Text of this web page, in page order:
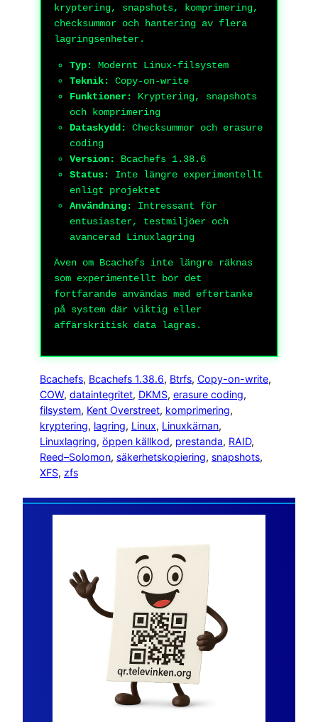
kryptering, snapshots, komprimering,
checksummor och hantering av flera
lagringsenheter.
Typ:
Modernt Linux-filsystem
Teknik:
Copy-on-write
Funktioner:
Kryptering, snapshots
och komprimering
Dataskydd:
Checksummor och erasure
coding
Version:
Bcachefs 1.38.6
Status:
Inte längre experimentellt
enligt projektet
Användning:
Intressant för
entusiaster, testmiljöer och
avancerad Linuxlagring
Även om Bcachefs inte längre räknas
som experimentellt bör det
fortfarande användas med eftertanke
på system där viktig eller
affärskritisk data lagras.
Bcachefs, Bcachefs 1.38.6, Btrfs, Copy-on-write
COW, dataintegritet, DKMS, erasure coding
filsystem, Kent Overstreet, komprimering
kryptering, lagring, Linux, Linuxkärnan
Linuxlagring, öppen källkod, prestanda, RAID
Reed–Solomon, säkerhetskopiering, snapshots
XFS, zfs